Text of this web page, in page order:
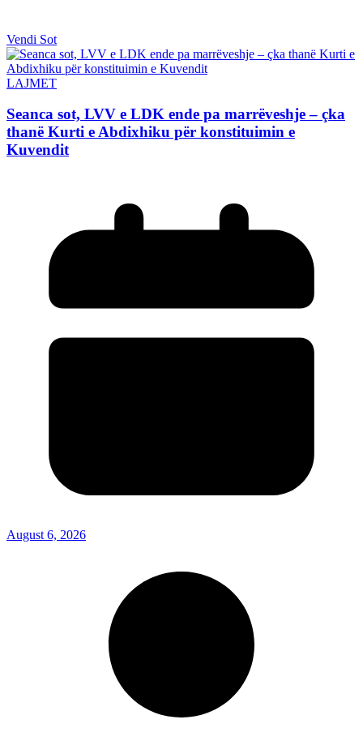
Vendi Sot
LAJMET
Seanca sot, LVV e LDK ende pa marrëveshje – çka
thanë Kurti e Abdixhiku për konstituimin e
Kuvendit
August 6, 2026